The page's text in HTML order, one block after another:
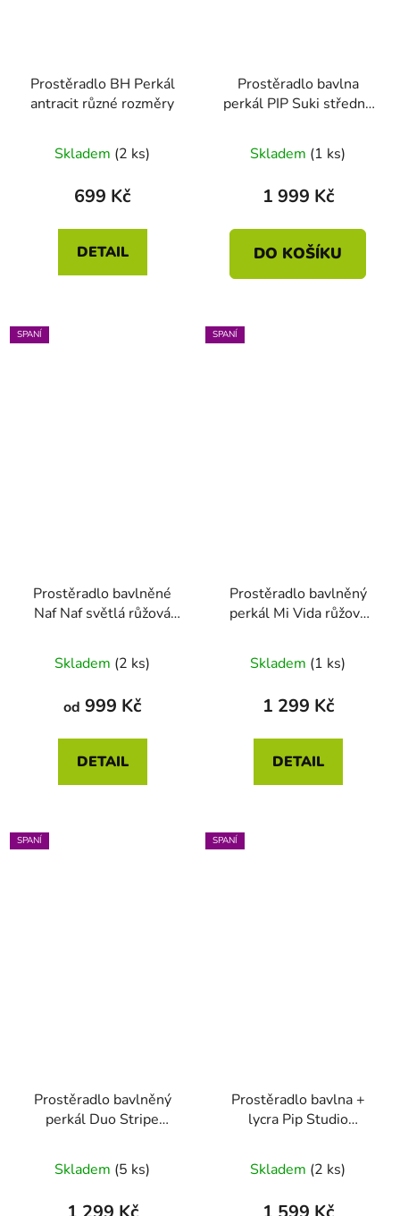
Prostěradlo BH Perkál
antracit různé rozměry
Skladem (2 ks)
699 Kč
DETAIL
Prostěradlo bavlna
perkál PIP Suki středně
Skladem (1 ks)
1 999 Kč
DO KOŠÍKU
SPANÍ
Prostěradlo bavlněné
Naf Naf světlá růžová
Skladem (2 ks)
od 999 Kč
DETAIL
SPANÍ
Prostěradlo bavlněný
perkál Mi Vida růžová
Skladem (1 ks)
1 299 Kč
DETAIL
SPANÍ
Prostěradlo bavlněný
perkál Duo Stripe
Skladem (5 ks)
SPANÍ
Prostěradlo bavlna +
lycra Pip Studio
200 HH: 25
Skladem (2 ks)